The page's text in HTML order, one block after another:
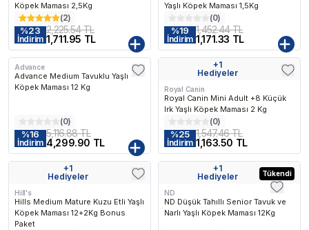
Köpek Maması 2,5Kg
(2)
%23
İndirim
2,225.54 TL
1,711.95 TL
Yaşlı Köpek Maması 1,5Kg
(0)
%19
İndirim
1,452.44 TL
1,171.33 TL
Kargo Bedava
Advance
Advance Medium Tavuklu Yaşlı
Köpek Maması 12 Kg
(0)
%16
İndirim
5,116.88 TL
4,299.90 TL
Kargo Bedava+1
Hediyeler
Royal Canin
Royal Canin Mini Adult +8 Küçük
Irk Yaşlı Köpek Maması 2 Kg
(0)
%25
İndirim
1,547.46 TL
1,163.50 TL
Kargo Bedava+1
Hediyeler
Hill's
Hills Medium Mature Kuzu Etli Yaşlı
Köpek Maması 12+2Kg Bonus
Paket
Kargo Bedava Tükendi
+1
Hediyeler
ND
ND Düşük Tahıllı Senior Tavuk ve
Narlı Yaşlı Köpek Maması 12Kg